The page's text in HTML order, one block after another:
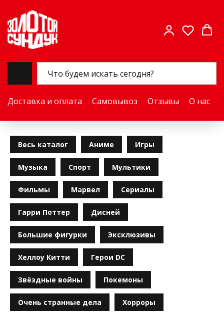
Доставка и оплата Самовывоз Отзывы О нас
Весь каталог Аниме Игры
Музыка Спорт Мультики
Фильмы Марвел Сериалы
Гарри Поттер Дисней
Большие фигурки Эксклюзивы
Хеллоу Китти Герои DC
Звёздные войны Покемоны
Очень странные дела Хорроры